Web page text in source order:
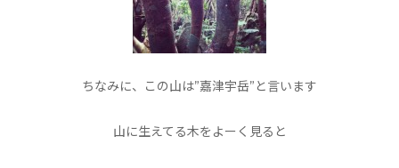
ちなみに、この山は”嘉津宇岳”と言います
山に生えてる木をよーく見ると